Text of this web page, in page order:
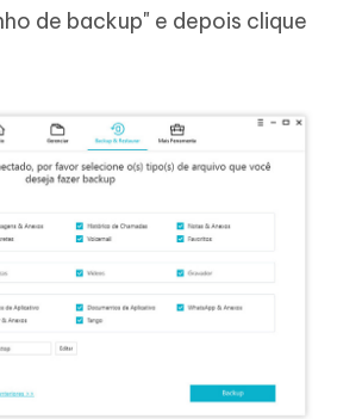
de backup" e depois clique